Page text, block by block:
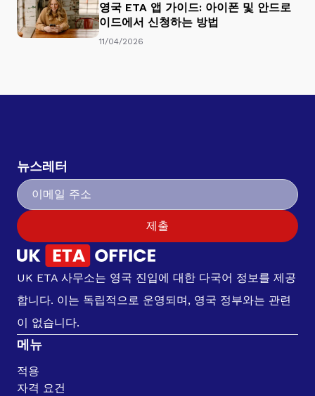
영국 ETA 앱 가이드: 아이폰 및 안드로
이드에서 신청하는 방법
11/04/2026
뉴스레터
제출
UK ETA 사무소는 영국 진입에 대한 다국어 정보를 제공
합니다. 이는 독립적으로 운영되며, 영국 정부와는 관련
이 없습니다.
메뉴
적용
자격 요건